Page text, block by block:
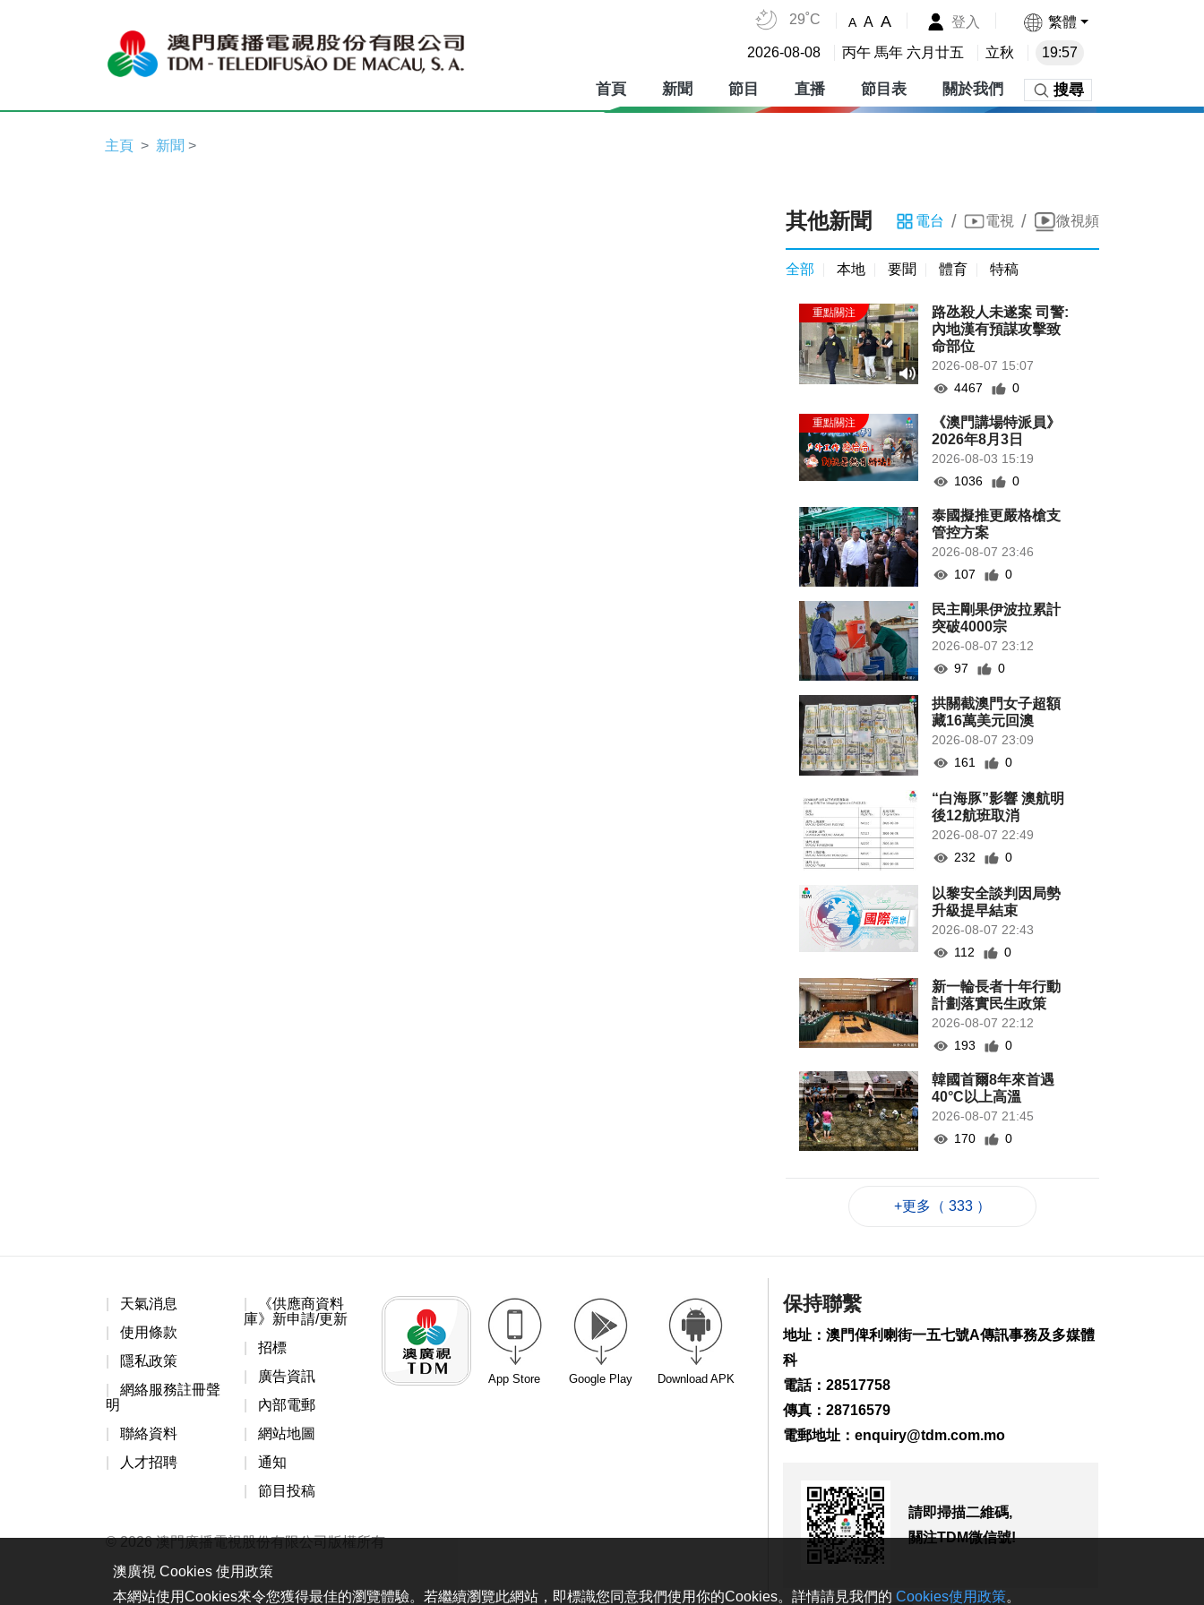
29˚C A A A 登入 繁體
2026-08-08 丙午 馬年 六月廿五 立秋 19:57
首頁 新聞 節目 直播 節目表 關於我們 搜尋
主頁 新聞 >
其他新聞 電台 / 電視 / 微視頻
全部 本地 要聞 體育 特稿
路氹殺人未遂案 司警:
內地漢有預謀攻擊致
命部位
2026-08-07 15:07
4467
0
《澳門講場特派員》
2026年8月3日
2026-08-03 15:19
1036
0
泰國擬推更嚴格槍支
管控方案
2026-08-07 23:46
107
0
民主剛果伊波拉累計
突破4000宗
2026-08-07 23:12
97
0
拱關截澳門女子超額
藏16萬美元回澳
2026-08-07 23:09
161
0
“白海豚”影響 澳航明
後12航班取消
2026-08-07 22:49
232
0
以黎安全談判因局勢
升級提早結束
2026-08-07 22:43
112
0
新一輪長者十年行動
計劃落實民生政策
2026-08-07 22:12
193
0
韓國首爾8年來首遇
40°C以上高溫
2026-08-07 21:45
170
0
跟風
132
0
177
新
211
0
助企業出海
+更多（ 333 ）
天氣消息
使用條款
隱私政策
網絡服務註冊聲
明
聯絡資料
人才招聘
《供應商資料
庫》新申請/更新
招標
廣告資訊
內部電郵
網站地圖
通知
節目投稿
App Store Google Play Download APK
© 2026 澳門廣播電視股份有限公司版權所有
保持聯繫
地址：澳門俾利喇街一五七號A傳訊事務及多媒體
科
電話：28517758
傳真：28716579
電郵地址： enquiry@tdm.com.mo
請即掃描二維碼,
關注TDM微信號!
澳廣視 Cookies 使用政策
本網站使用Cookies來令您獲得最佳的瀏覽體驗。若繼續瀏覽此網站，即標識您同意我們使用你的Cookies。詳情請見我們的 Cookies使用政策。